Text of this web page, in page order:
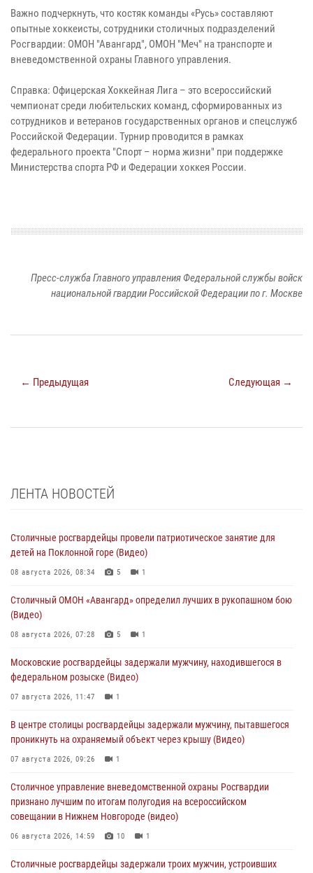
Важно подчеркнуть, что костяк команды «Русь» составляют
опытные хоккеисты, сотрудники столичных подразделений
Росгвардии: ОМОН "Авангард", ОМОН "Меч" на транспорте и
вневедомственной охраны Главного управления.
Справка: Офицерская Хоккейная Лига – это всероссийский
чемпионат среди любительских команд, сформированных из
сотрудников и ветеранов государственных органов и спецслужб
Российской Федерации. Турнир проводится в рамках
федерального проекта "Спорт – норма жизни" при поддержке
Министерства спорта РФ и Федерации хоккея России.
Пресс-служба Главного управления Федеральной службы войск
национальной гвардии Российской Федерации по г. Москве
← Предыдущая Следующая →
ЛЕНТА НОВОСТЕЙ
Столичные росгвардейцы провели патриотическое занятие для
детей на Поклонной горе (Видео)
08 августа 2026, 08:34 5 1
Столичный ОМОН «Авангард» определил лучших в рукопашном бою
(Видео)
08 августа 2026, 07:28 5 1
Московские росгвардейцы задержали мужчину, находившегося в
федеральном розыске (Видео)
07 августа 2026, 11:47 1
В центре столицы росгвардейцы задержали мужчину, пытавшегося
проникнуть на охраняемый объект через крышу (Видео)
07 августа 2026, 09:26 1
Столичное управление вневедомственной охраны Росгвардии
признано лучшим по итогам полугодия на всероссийском
совещании в Нижнем Новгороде (видео)
06 августа 2026, 14:59 10 1
Столичные росгвардейцы задержали троих мужчин, устроивших